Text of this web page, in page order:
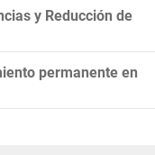
y Reducción de
permanente en